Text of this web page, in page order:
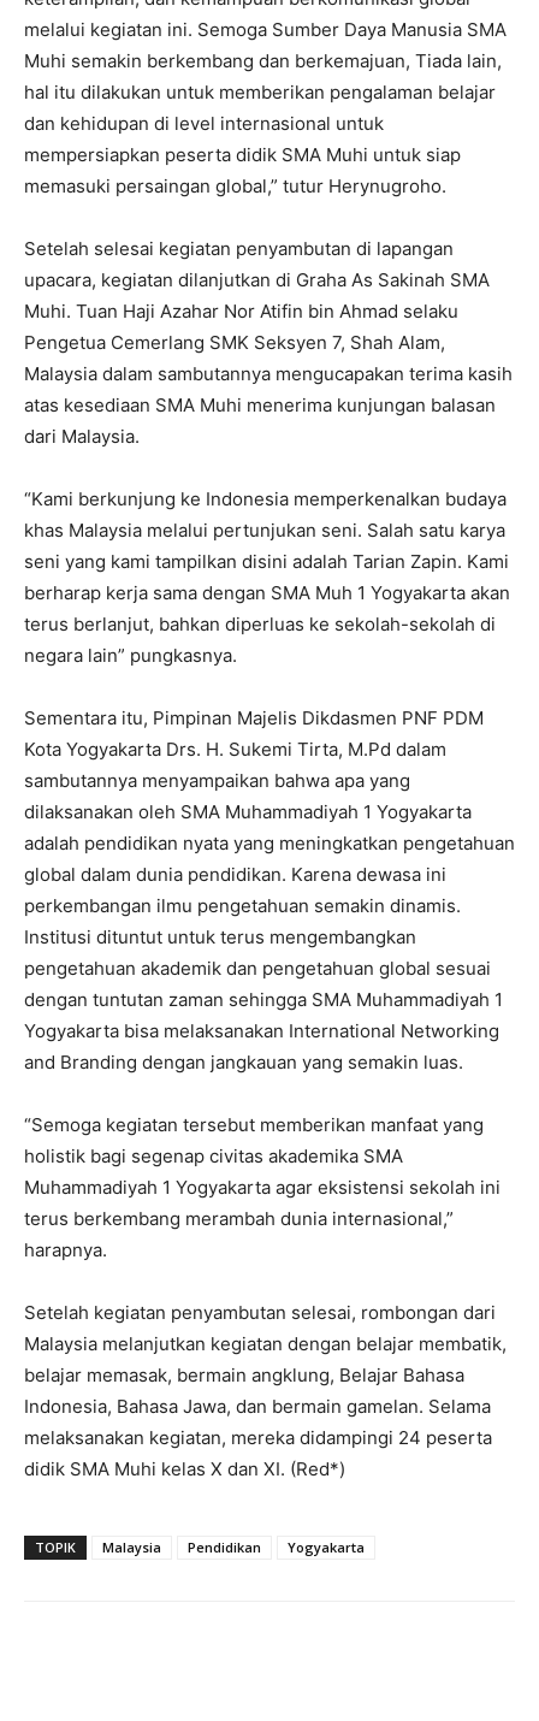
melalui kegiatan ini. Semoga Sumber Daya Manusia SMA
Muhi semakin berkembang dan berkemajuan, Tiada lain,
hal itu dilakukan untuk memberikan pengalaman belajar
dan kehidupan di level internasional untuk
mempersiapkan peserta didik SMA Muhi untuk siap
memasuki persaingan global,” tutur Herynugroho.
Setelah selesai kegiatan penyambutan di lapangan
upacara, kegiatan dilanjutkan di Graha As Sakinah SMA
Muhi. Tuan Haji Azahar Nor Atifin bin Ahmad selaku
Pengetua Cemerlang SMK Seksyen 7, Shah Alam,
Malaysia dalam sambutannya mengucapakan terima kasih
atas kesediaan SMA Muhi menerima kunjungan balasan
dari Malaysia.
“Kami berkunjung ke Indonesia memperkenalkan budaya
khas Malaysia melalui pertunjukan seni. Salah satu karya
seni yang kami tampilkan disini adalah Tarian Zapin. Kami
berharap kerja sama dengan SMA Muh 1 Yogyakarta akan
terus berlanjut, bahkan diperluas ke sekolah-sekolah di
negara lain” pungkasnya.
Sementara itu, Pimpinan Majelis Dikdasmen PNF PDM
Kota Yogyakarta Drs. H. Sukemi Tirta, M.Pd dalam
sambutannya menyampaikan bahwa apa yang
dilaksanakan oleh SMA Muhammadiyah 1 Yogyakarta
adalah pendidikan nyata yang meningkatkan pengetahuan
global dalam dunia pendidikan. Karena dewasa ini
perkembangan ilmu pengetahuan semakin dinamis.
Institusi dituntut untuk terus mengembangkan
pengetahuan akademik dan pengetahuan global sesuai
dengan tuntutan zaman sehingga SMA Muhammadiyah 1
Yogyakarta bisa melaksanakan International Networking
and Branding dengan jangkauan yang semakin luas.
“Semoga kegiatan tersebut memberikan manfaat yang
holistik bagi segenap civitas akademika SMA
Muhammadiyah 1 Yogyakarta agar eksistensi sekolah ini
terus berkembang merambah dunia internasional,”
harapnya.
Setelah kegiatan penyambutan selesai, rombongan dari
Malaysia melanjutkan kegiatan dengan belajar membatik,
belajar memasak, bermain angklung, Belajar Bahasa
Indonesia, Bahasa Jawa, dan bermain gamelan. Selama
melaksanakan kegiatan, mereka didampingi 24 peserta
didik SMA Muhi kelas X dan XI. (Red*)
TOPIK Malaysia Pendidikan Yogyakarta